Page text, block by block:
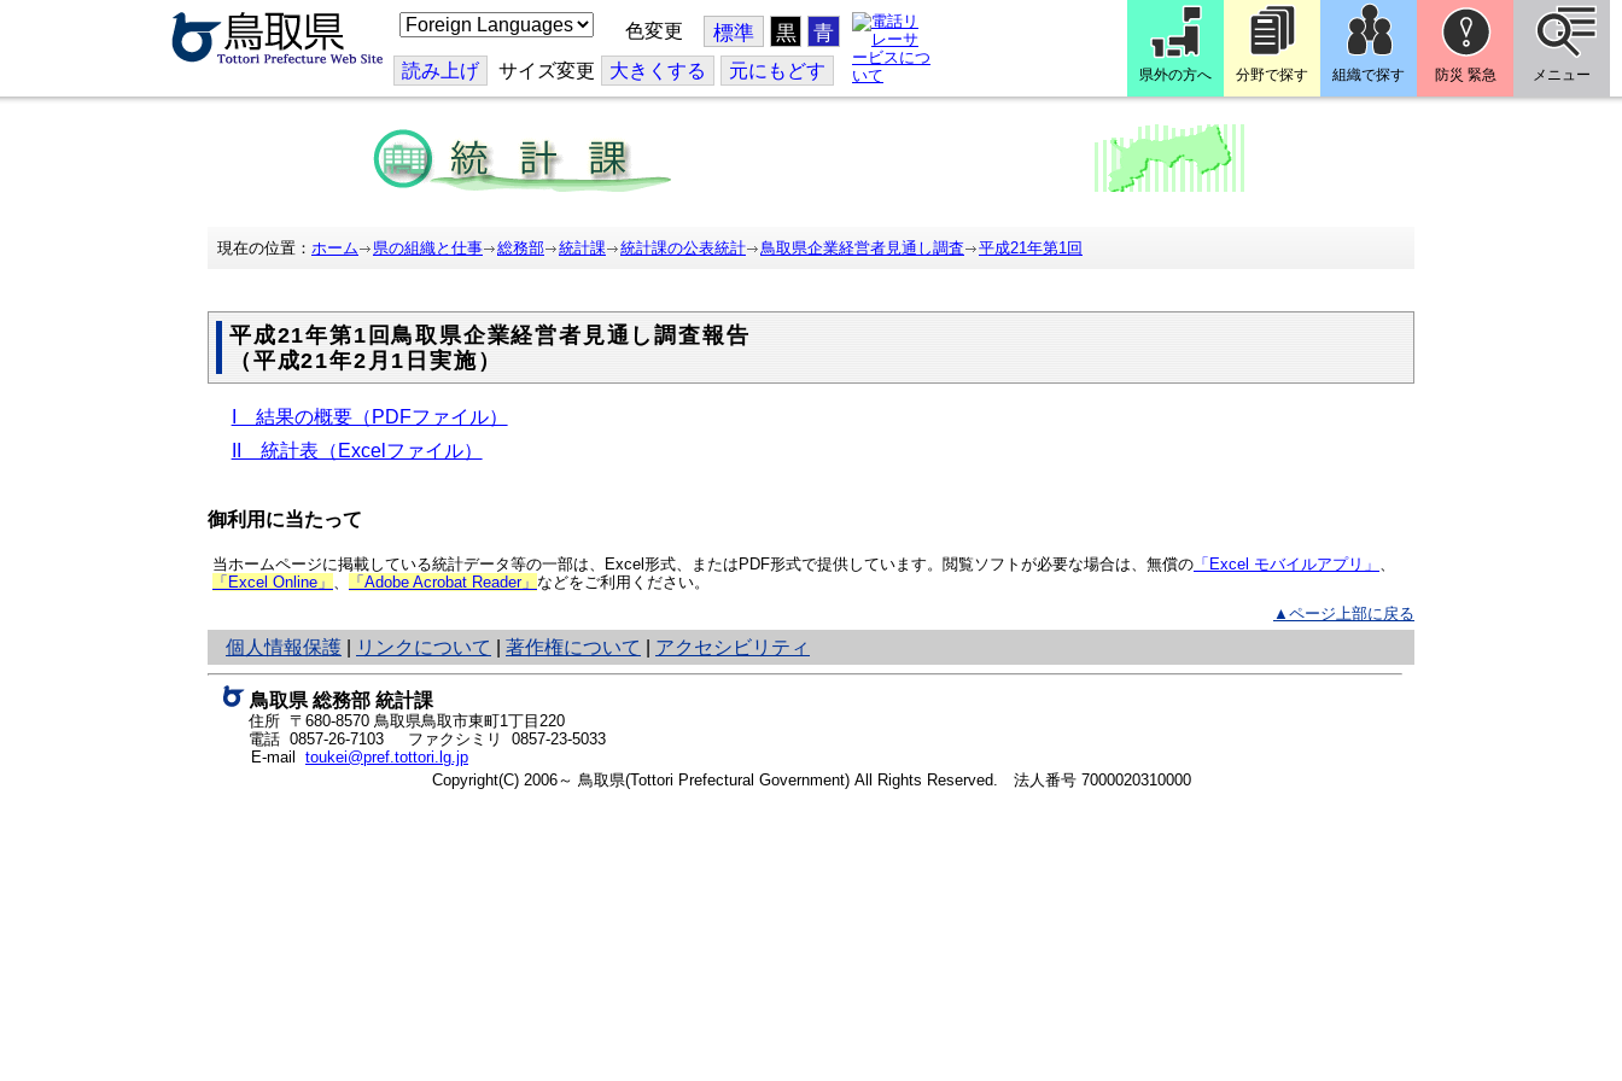
こ
の
ジ
を
訳
す
る
色変更 標準 黒 青
読み上げ サイズ変更 大きくする 元にもどす 県外の方へ 分野で探す 組織で探す 防災 緊急 メニュー
現在の位置： ホーム 県の組織と仕事 総務部 統計課 統計課の公表統計 鳥取県企業経営者見通し調査 平成21年第1回
平成21年第1回鳥取県企業経営者見通し調査報告
（平成21年2月1日実施）
I 結果の概要（PDFファイル）
II 統計表（Excelファイル）
御利用に当たって
当ホームページに掲載している統計データ等の一部は、Excel形式、またはPDF形式で提供しています。閲覧ソフトが必要な場合は、無償の 「Excel モバイルアプリ」 、
「Excel Online」 、 「Adobe Acrobat Reader」 などをご利用ください。
▲ページ上部に戻る
個人情報保護
と
り
ネ
ッ
ト
へ
リンクについて 著作権について アクセシビリティ
鳥取県 総務部 統計課
住所 〒680-8570 鳥取県鳥取市東町1丁目220
電話 0857-26-7103
ファクシミリ 0857-23-5033
E-mail toukei@pref.tottori.lg.jp
Copyright(C) 2006～ 鳥取県(Tottori Prefectural Government) All Rights Reserved. 法人番号 7000020310000